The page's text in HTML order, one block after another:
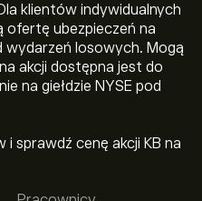
klientów indywidualnych
ofertę ubezpieczeń na
losowych. Mogą
akcji dostępna jest do
na giełdzie NYSE pod
i sprawdź cenę akcji KB na
wynosi 121.32‎$‎.